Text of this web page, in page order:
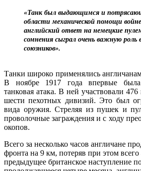
«Танк был выдающимся и
области механической помощи
английский ответ на немецкие
сомнения сыграл очень важную роль
союзников».
Танки широко применялись
В ноябре 1917 года впервые была
танковая атака. В ней участвовали
шести пехотных дивизий. Это был
вида оружия. Стреляя из пушек и
проволочные заграждения и с ходу
окопов.
Всего за несколько часов англичане
фронта на 9 км, потеряв при этом
предыдущее британское наступление